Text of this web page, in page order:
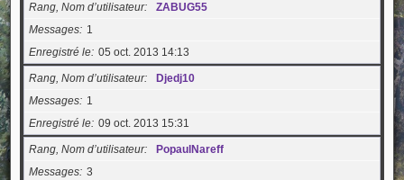
Rang, Nom d’utilisateur
ZABUG55
Messages
1
Enregistré le 05 oct. 2013 14:13
Rang, Nom d’utilisateur
Djedj10
Messages
1
Enregistré le 09 oct. 2013 15:31
Rang, Nom d’utilisateur
PopaulNareff
Messages 3